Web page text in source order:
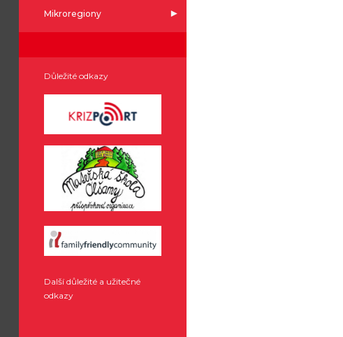
Mikroregiony
Důležité odkazy
Další důležité a užitečné
odkazy